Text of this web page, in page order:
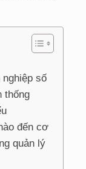
số
thống
đến cơ
quản lý